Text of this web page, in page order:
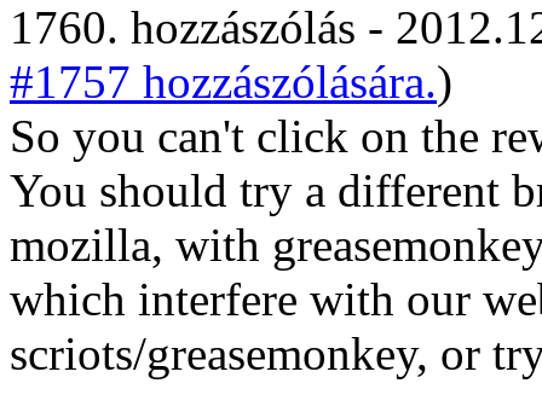
1760. hozzászólás -
#1757 hozzászólására.)
So you can't click on the
You should try a different
mozilla, with
which interfere with our
scriots/greasemonkey, or